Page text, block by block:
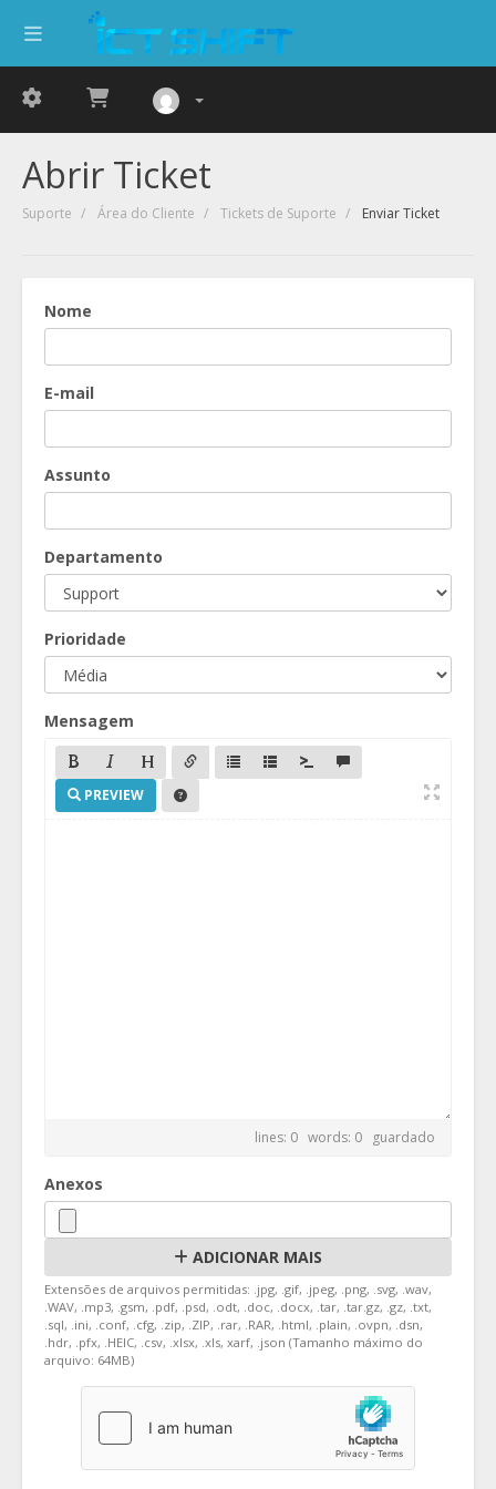
Abrir Ticket
Suporte Área do Cliente Tickets de Suporte Enviar Ticket
Nome
E-mail
Assunto
Departamento
Prioridade
Mensagem
PREVIEW
lines: 0 words: 0 guardado
Anexos
ADICIONAR MAIS
Extensões de arquivos permitidas: .jpg, .gif, .jpeg, .png, .svg, .wav,
.WAV, .mp3, .gsm, .pdf, .psd, .odt, .doc, .docx, .tar, .tar.gz, .gz, .txt,
.sql, .ini, .conf, .cfg, .zip, .ZIP, .rar, .RAR, .html, .plain, .ovpn, .dsn,
.hdr, .pfx, .HEIC, .csv, .xlsx, .xls, xarf, .json (Tamanho máximo do
arquivo: 64MB)